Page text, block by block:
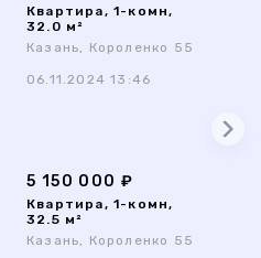
Квартира, 1-комн,
32.0 м²
Казань, Короленко 55
06.11.2024 13:46
5 150 000 ₽
Квартира, 1-комн,
32.5 м²
Казань, Короленко 55